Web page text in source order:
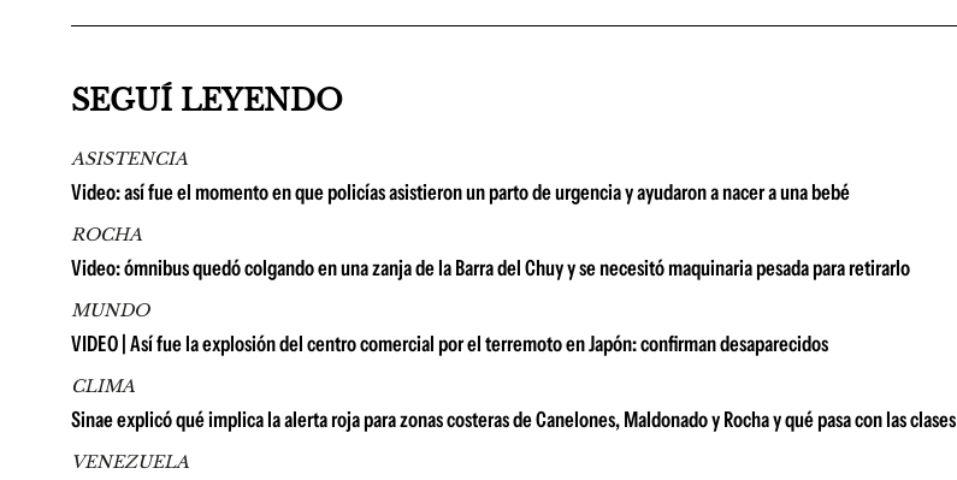
SEGUÍ LEYENDO
ASISTENCIA
Video: así fue el momento en que policías asistieron un parto de urgencia y ayudaron a nacer a una bebé
ROCHA
Video: ómnibus quedó colgando en una zanja de la Barra del Chuy y se necesitó maquinaria pesada para retirarlo
MUNDO
VIDEO | Así fue la explosión del centro comercial por el terremoto en Japón: confirman desaparecidos
CLIMA
Sinae explicó qué implica la alerta roja para zonas costeras de Canelones, Maldonado y Rocha y qué pasa con las clases
VENEZUELA